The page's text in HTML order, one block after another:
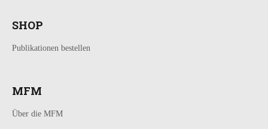
SHOP
Publikationen bestellen
MFM
Über die MFM